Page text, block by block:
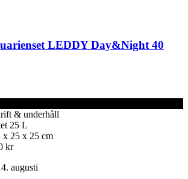
LEDDY Day&Night 40
& underhåll
25 L
x 25 x 25 cm
kr
augusti